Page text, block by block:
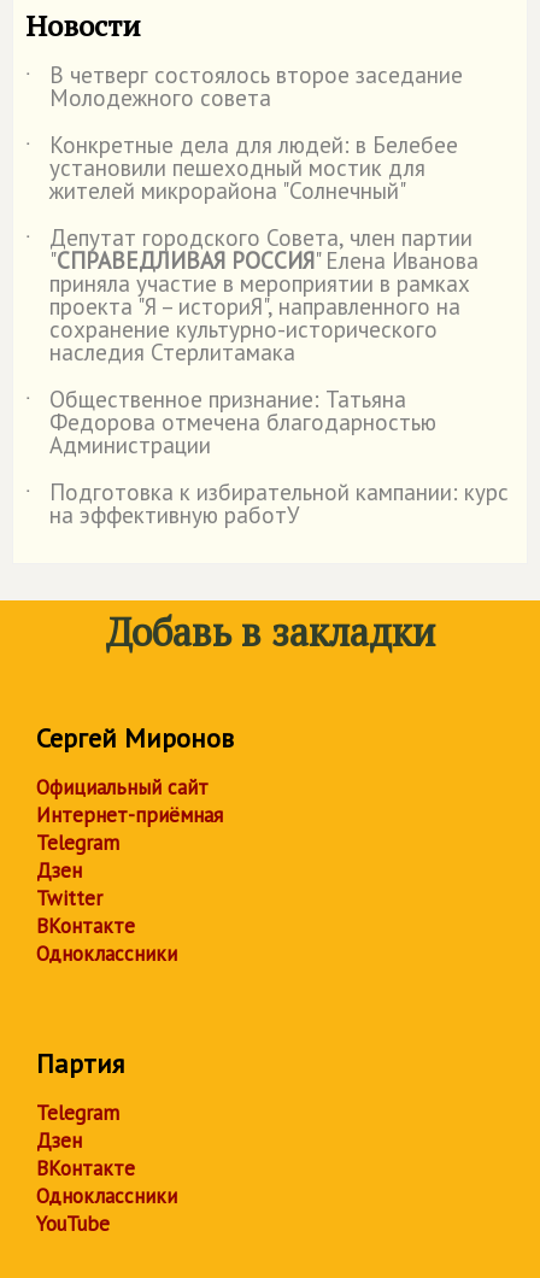
Новости
˙ В четверг состоялось второе заседание
Молодежного совета
˙
Конкретные дела для людей: в Белебее
установили пешеходный мостик для
жителей микрорайона "Солнечный"
˙
Депутат городского Совета, член партии
"СПРАВЕДЛИВАЯ РОССИЯ" Елена Иванова
приняла участие в мероприятии в рамках
проекта "Я – историЯ", направленного на
сохранение культурно-исторического
наследия Стерлитамака
˙
Общественное признание: Татьяна
Федорова отмечена благодарностью
Администрации
˙
Подготовка к избирательной кампании: курс
на эффективную работУ
Добавь в закладки
Сергей Миронов
Официальный сайт
Интернет-приёмная
Telegram
Дзен
Twitter
ВКонтакте
Одноклассники
Партия
Telegram
Дзен
ВКонтакте
Одноклассники
YouTube